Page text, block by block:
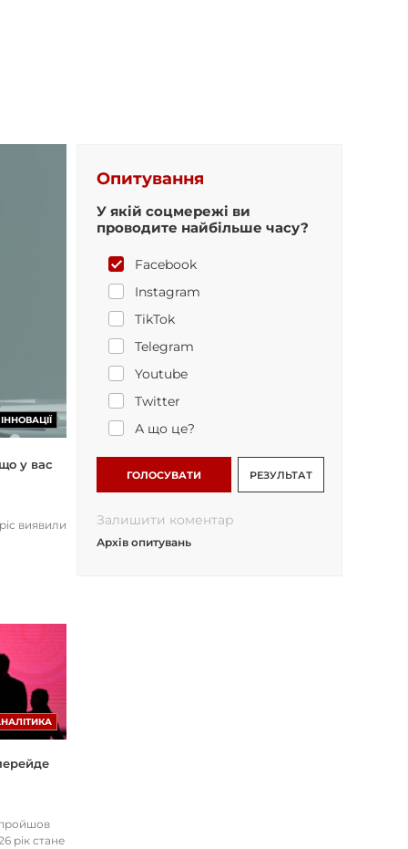
ІННОВАЦІЇ
у вас
виявили
рік стане
Опитування
У якій соцмережі ви
проводите найбільше часу?
Facebook
Instagram
TikTok
Telegram
Youtube
Twitter
А що це?
ГОЛОСУВАТИ РЕЗУЛЬТАТ
Залишити коментар
Архів опитувань